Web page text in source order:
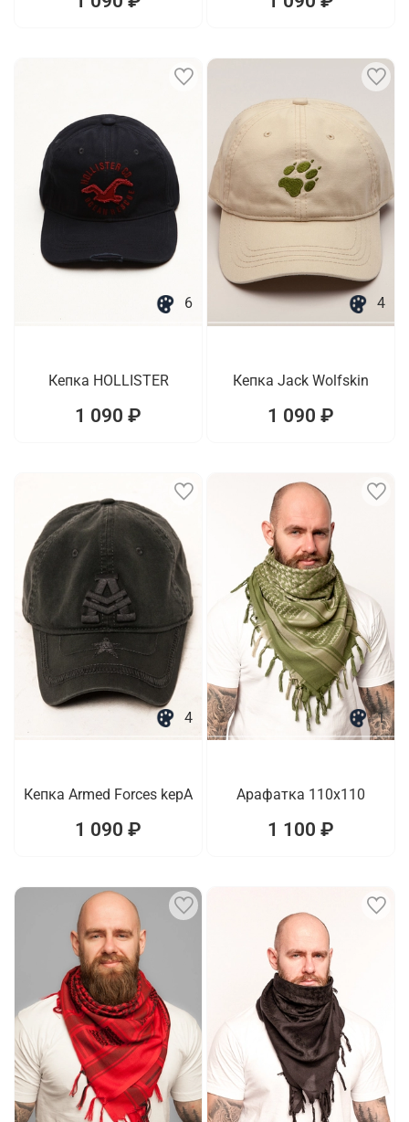
6
Кепка HOLLISTER
1 090 ₽
4
Кепка Jack Wolfskin
1 090 ₽
4
Кепка Armed Forces kepA
1 090 ₽
1
Арафатка 110x110
1 100 ₽